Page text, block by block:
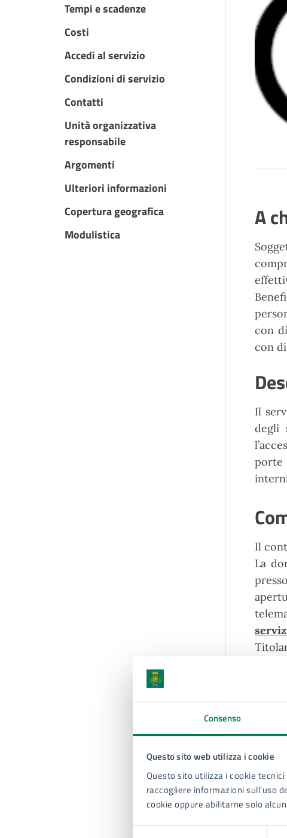
Consenso
Questo sito web utilizza i cookie
Questo sito utilizza i cookie
raccogliere informazioni sull'uso
cookie oppure abilitarne solo
Tempi e scadenze
Costi
Accedi al servizio
Condizioni di servizio
Contatti
Unità organizzativa
responsabile
Argomenti
Ulteriori informazioni
Copertura geografica
Modulistica
A
con
con
Il
degli
porte
Il
La
del